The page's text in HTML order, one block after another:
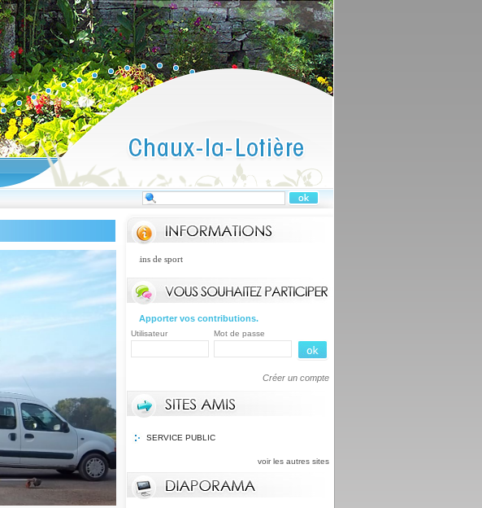
Réouverture Étangs, terrains de sport
Apporter vos contributions.
Utilisateur Mot de passe
Créer un compte
SERVICE PUBLIC
voir les autres sites